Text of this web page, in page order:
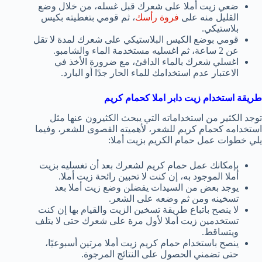
ضعي زيت أملا على شعرك قبل غسله، من خلال وضع
القليل منه على فروة رأسك، ثم قومي بتغطيته بكيس
بلاستيكي.
قومي بوضع الكيس البلاستيكي على شعرك لمدة لا تقل
عن 2 ساعة، ثم اغسليه مستخدمة الماء والشامبو.
اغسلي شعرك بالماء الدافئ، مع ضرورة الأخذ في
الاعتبار عدم استخدامك للماء الحار جدًا أو البارد.
طريقة استخدام زيت دابر املاكحمام كريم
توجد الكثير من استخداماته التي يبحث الكثيرون عنها مثل
استخدامه كحمام كريم للشعر، لأهميته القصوى للشعر، وفيما
يلي خطوات عمل حمام الكريم بزيت أملا:
بإمكانك عمل حمام كريم لشعرك بعد أن تغسليه بزيت
أملا الموجود به، إن كنت لا تحبين رائحة زيت أملا.
يوجد بعض من السيدات يفضلن وضع زيت أملا بعد
تسخينه ومن ثم وضعه على الشعر.
لا ينصح باتباع طريقة تسخين الزيت والقيام بها إن كنت
تستخدمين زيت أملا لأول مرة على شعرك حتى لا يتلف
ويتساقط.
ينصح باستخدام حمام كريم زيت أملا مرتين أسبوعيًا،
حتى تضمني الحصول على النتائج المرجوة.